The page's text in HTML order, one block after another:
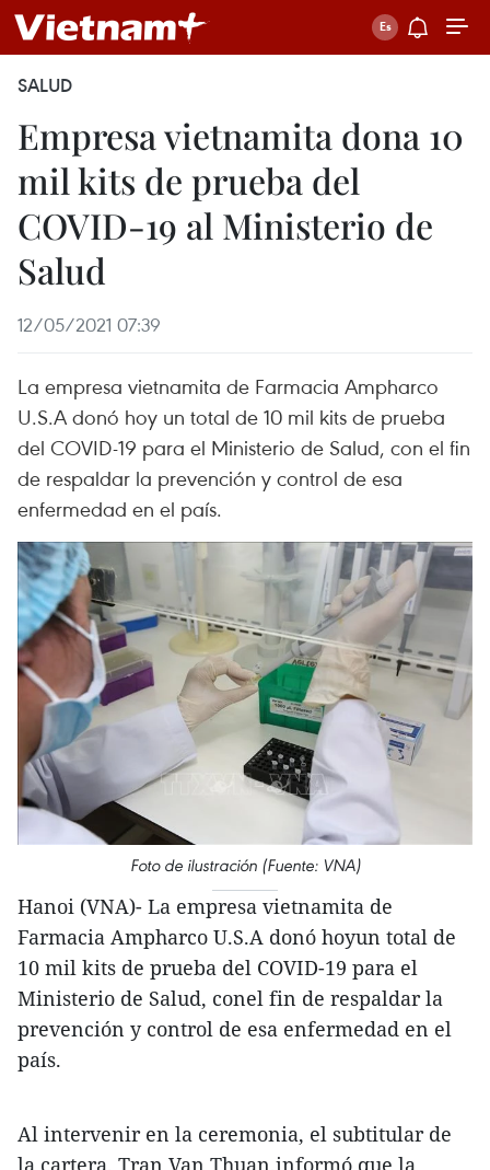
SALUD
Empresa vietnamita dona 10
mil kits de prueba del
COVID-19 al Ministerio de
Salud
12/05/2021 07:39
La empresa vietnamita de Farmacia Ampharco
U.S.A donó hoy un total de 10 mil kits de prueba
del COVID-19 para el Ministerio de Salud, con el fin
de respaldar la prevención y control de esa
enfermedad en el país.
Foto de ilustración (Fuente: VNA)
Hanoi (VNA)- La empresa vietnamita de
Farmacia Ampharco U.S.A donó hoyun total de
10 mil kits de prueba del COVID-19 para el
Ministerio de Salud, conel fin de respaldar la
prevención y control de esa enfermedad en el
país.
Al intervenir en la ceremonia, el subtitular de
la cartera, Tran Van Thuan,informó que la